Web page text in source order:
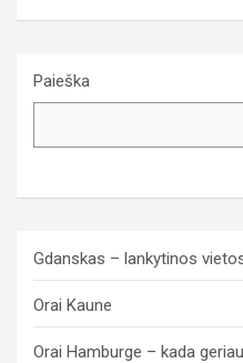
Paieška
Gdanskas – lankytinos
Orai Kaune
Orai Hamburge – kada